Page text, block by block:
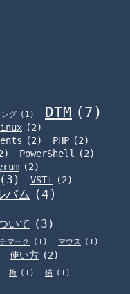
グ (1) DTM (7)
(2)
(2) PHP (2)
PowerShell
(2)
(2)
(3) VSTi
(2)
バム (4)
いて (3)
マーク (1) マウス
(1)
使い方 (2)
梅 (1) 猫 (1)